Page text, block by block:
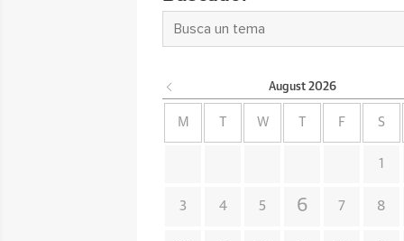
August 2026
M W F S
1
3 4 5 6 7 8